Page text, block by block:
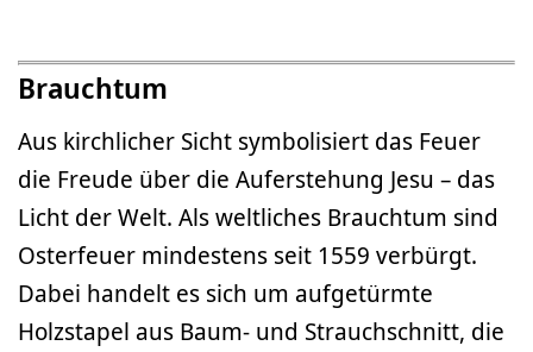
Brauchtum
Aus kirchlicher Sicht symbolisiert das Feuer
die Freude über die Auferstehung Jesu – das
Licht der Welt. Als weltliches Brauchtum sind
Osterfeuer mindestens seit 1559 verbürgt.
Dabei handelt es sich um aufgetürmte
Holzstapel aus Baum- und Strauchschnitt, die